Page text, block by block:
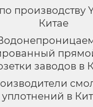
производству
Китае
заводов в
уплотнений в